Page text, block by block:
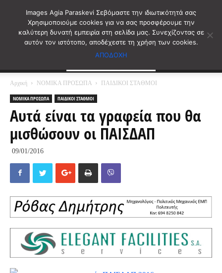
Αρχική ΝΟΜΙΚΑ ΠΡΟΣΩΠΑ ΠΑΙΔΙΚΟΙ ΣΤΑΘΜΟΙ
ΝΟΜΙΚΑ ΠΡΟΣΩΠΑ ΠΑΙΔΙΚΟΙ ΣΤΑΘΜΟΙ
Αυτά είναι τα γραφεία που θα
μισθώσουν οι ΠΑΙΣΔΑΠ
09/01/2016
Images Agia Paraskevi Σεβόμαστε την ιδιωτικότητά σας
Χρησιμοποιούμε cookies για να σας προσφέρουμε την
καλύτερη δυνατή εμπειρία στη σελίδα μας. Συνεχίζοντας σε
αυτόν τον ιστότοπο, αποδέχεστε τη χρήση των cookies.
ΑΠΟΔΟΧΗ